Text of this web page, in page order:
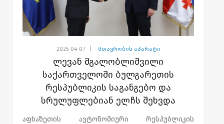
2025-04-07| მთავრობის აპარატი
ლევან მგალობლიშვილი
საქართველოში ბულგარეთის
რესპუბლიკის საგანგებო და
სრულუფლებიან ელჩს შეხვდა
აფხაზეთის ავტონომიური რესპუბლიკის